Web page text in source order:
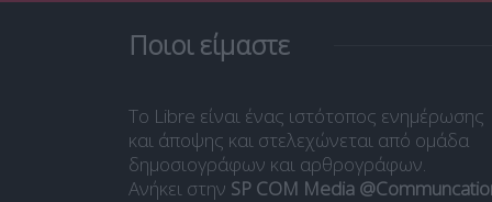
Ποιοι είμαστε
Το Libre είναι ένας ιστότοπος ενημέρωσης
και άποψης και στελεχώνεται από ομάδα
δημοσιογράφων και αρθρογράφων.
Ανήκει στην SP COM Media